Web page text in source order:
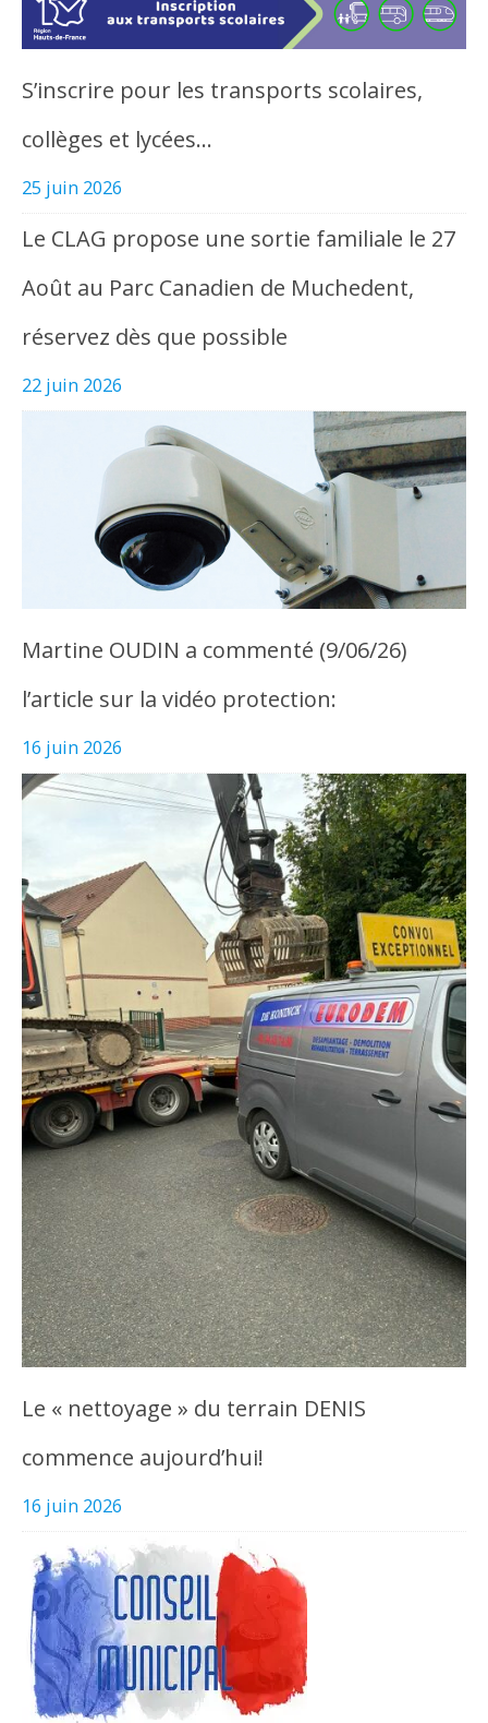
S’inscrire pour les transports scolaires,
collèges et lycées…
25 juin 2026
Le CLAG propose une sortie familiale le 27
Août au Parc Canadien de Muchedent,
réservez dès que possible
22 juin 2026
Martine OUDIN a commenté (9/06/26)
l’article sur la vidéo protection:
16 juin 2026
Le « nettoyage » du terrain DENIS
commence aujourd’hui!
16 juin 2026